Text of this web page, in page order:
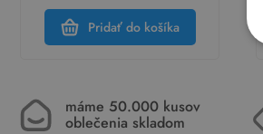
Pridať do košíka
máme 50.000 kusov
oblečenia skladom